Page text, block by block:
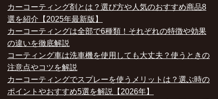
カーコーティング剤とは？選び方や人気のおすすめ商品8
選を紹介【2025年最新版】
カーコーティングは全部で6種類！それぞれの特徴や効果
の違いを徹底解説
コーティング車は洗車機を使用しても大丈夫？使うときの
注意点やコツを解説
カーコーティングでスプレーを使うメリットは？選ぶ時の
ポイントやおすすめ5選を解説【2026年】